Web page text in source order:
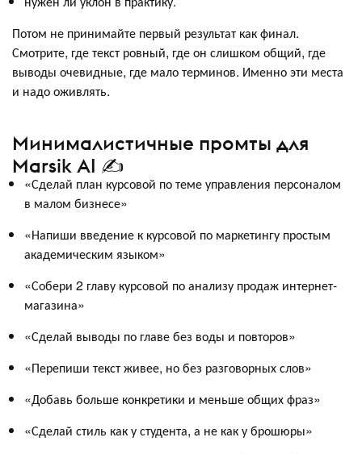
Потом не принимайте первый результат как финал.
Смотрите, где текст ровный, где он слишком общий, где
выводы очевидные, где мало терминов. Именно эти места
и надо оживлять.
Минималистичные промты для
Marsik AI ✍️
«Сделай план курсовой по теме управления персоналом
в малом бизнесе»
«Напиши введение к курсовой по маркетингу простым
академическим языком»
«Собери 2 главу курсовой по анализу продаж интернет-
магазина»
«Сделай выводы по главе без воды и повторов»
«Перепиши текст живее, но без разговорных слов»
«Добавь больше конкретики и меньше общих фраз»
«Сделай стиль как у студента, а не как у брошюры»